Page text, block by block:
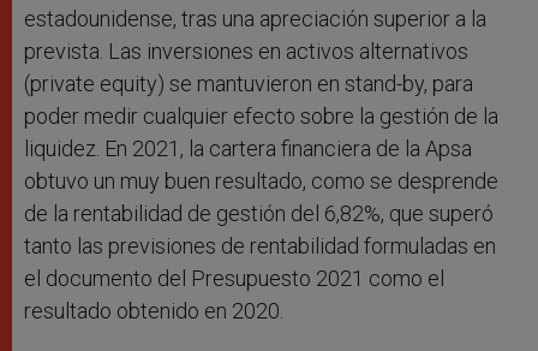
estadounidense, tras una apreciación superior a la
prevista. Las inversiones en activos alternativos
(private equity) se mantuvieron en stand-by, para
poder medir cualquier efecto sobre la gestión de la
liquidez. En 2021, la cartera financiera de la Apsa
obtuvo un muy buen resultado, como se desprende
de la rentabilidad de gestión del 6,82%, que superó
tanto las previsiones de rentabilidad formuladas en
el documento del Presupuesto 2021 como el
resultado obtenido en 2020.